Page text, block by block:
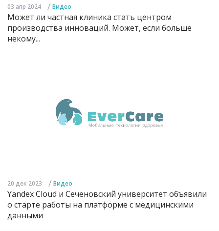
03 апр 2024 / Видео
Может ли частная клиника стать центром
производства инноваций. Может, если больше
некому...
20 дек 2023 / Видео
Yandex Cloud и Сеченовский университет объявили
о старте работы на платформе с медицинскими
данными